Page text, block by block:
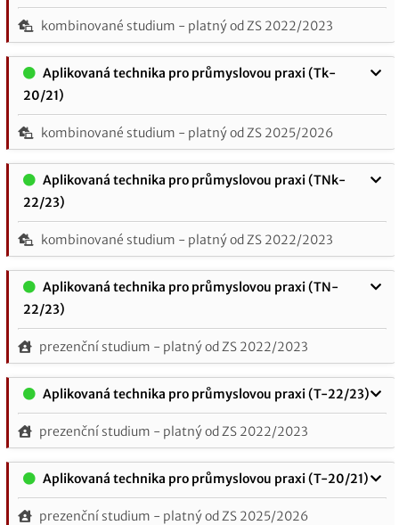
kombinované studium - platný od ZS 2022/2023
20/21)
kombinované studium - platný od ZS 2025/2026
22/23)
kombinované studium - platný od ZS 2022/2023
22/23)
prezenční studium - platný od ZS 2022/2023
Aplikovaná technika pro průmyslovou praxi (T-22/23)
prezenční studium - platný od ZS 2022/2023
Aplikovaná technika pro průmyslovou praxi (T-20/21)
prezenční studium - platný od ZS 2025/2026